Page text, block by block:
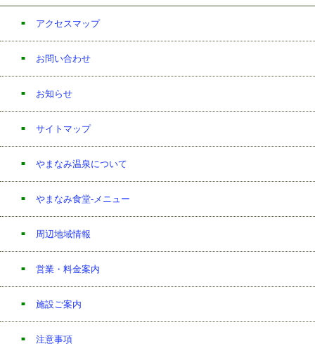
アクセスマップ
お問い合わせ
お知らせ
サイトマップ
やまなみ温泉について
やまなみ食堂-メニュー
周辺地域情報
営業・料金案内
施設ご案内
注意事項